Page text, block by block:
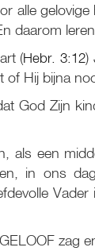
alle
daarom
(Hebr. 3:12)
of Hij bijna
God Zijn
als een
in ons
zag